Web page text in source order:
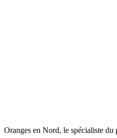
Oranges en Nord, le spécialiste